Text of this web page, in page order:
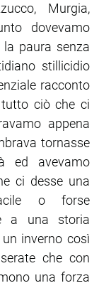
Murgia,
dovevamo
paura senza
stillicidio
racconto
ciò che ci
appena
tornasse
ed avevamo
ci desse una
o forse
a una storia
inverno così
che con
una forza